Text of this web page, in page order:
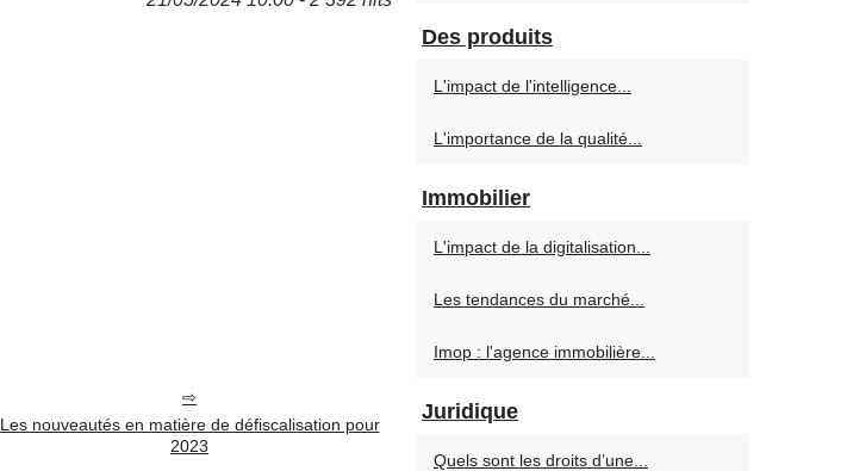
Les nouveautés en matière de défiscalisation pour
2023
Des produits
L'impact de l'intelligence...
L'importance de la qualité...
Immobilier
L'impact de la digitalisation...
Les tendances du marché...
Imop : l'agence immobilière...
Juridique
Quels sont les droits d’une...